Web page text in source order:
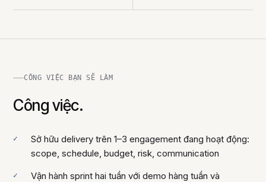
CÔNG VIỆC BẠN SẼ LÀM
Công việc.
Sở hữu delivery trên 1–3 engagement đang hoạt động:
scope, schedule, budget, risk, communication
Vận hành sprint hai tuần với demo hàng tuần và